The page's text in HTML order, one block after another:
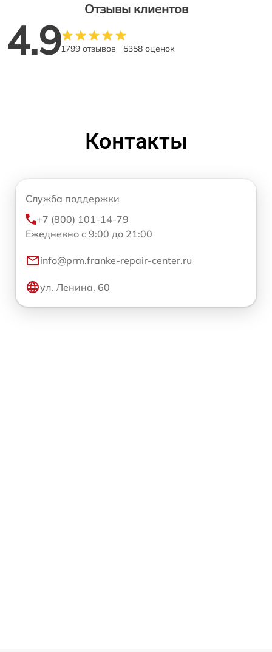
Отзывы клиентов
4.91799 отзывов 5358 оценок
Контакты
Служба поддержки
+7 (800) 101-14-79
Ежедневно с 9:00 до 21:00
info@prm.franke-repair-center.ru
ул. Ленина, 60